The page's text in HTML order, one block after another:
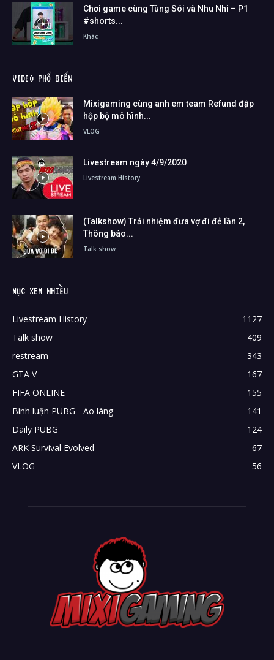
Chơi game cùng Tùng Sói và Nhu Nhi – P1
#shorts...
Khác
VIDEO PHỔ BIẾN
Mixigaming cùng anh em team Refund đập
hộp bộ mô hình...
VLOG
Livestream ngày 4/9/2020
Livestream History
(Talkshow) Trải nhiệm đưa vợ đi đẻ lần 2,
Thông báo...
Talk show
MỤC XEM NHIỀU
Livestream History
1127
Talk show
409
restream
343
GTA V
167
FIFA ONLINE
155
Bình luận PUBG - Ao làng
141
Daily PUBG
124
ARK Survival Evolved
67
VLOG
56